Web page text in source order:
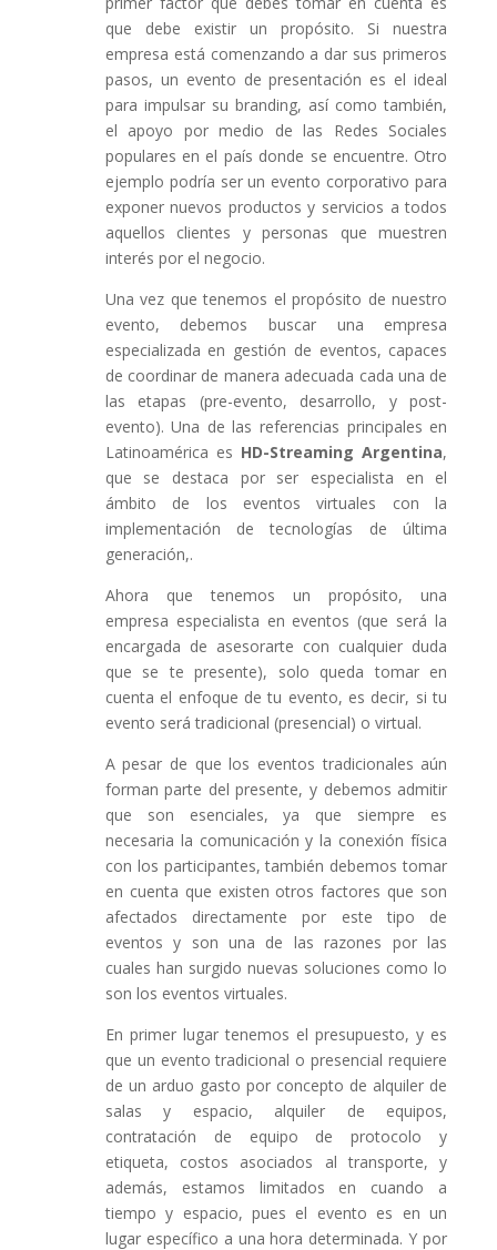
que debe existir un propósito. Si nuestra
empresa está comenzando a dar sus primeros
pasos, un evento de presentación es el ideal
para impulsar su branding, así como también,
el apoyo por medio de las Redes Sociales
populares en el país donde se encuentre. Otro
ejemplo podría ser un evento corporativo para
exponer nuevos productos y servicios a todos
aquellos clientes y personas que muestren
interés por el negocio.
Una vez que tenemos el propósito de nuestro
evento, debemos buscar una empresa
especializada en gestión de eventos, capaces
de coordinar de manera adecuada cada una de
las etapas (pre-evento, desarrollo, y post-
evento). Una de las referencias principales en
Latinoamérica es HD-Streaming Argentina,
que se destaca por ser especialista en el
ámbito de los eventos virtuales con la
implementación de tecnologías de última
generación,.
Ahora que tenemos un propósito, una
empresa especialista en eventos (que será la
encargada de asesorarte con cualquier duda
que se te presente), solo queda tomar en
cuenta el enfoque de tu evento, es decir, si tu
evento será tradicional (presencial) o virtual.
A pesar de que los eventos tradicionales aún
forman parte del presente, y debemos admitir
que son esenciales, ya que siempre es
necesaria la comunicación y la conexión física
con los participantes, también debemos tomar
en cuenta que existen otros factores que son
afectados directamente por este tipo de
eventos y son una de las razones por las
cuales han surgido nuevas soluciones como lo
son los eventos virtuales.
En primer lugar tenemos el presupuesto, y es
que un evento tradicional o presencial requiere
de un arduo gasto por concepto de alquiler de
salas y espacio, alquiler de equipos,
contratación de equipo de protocolo y
etiqueta, costos asociados al transporte, y
además, estamos limitados en cuando a
tiempo y espacio, pues el evento es en un
lugar específico a una hora determinada. Y por